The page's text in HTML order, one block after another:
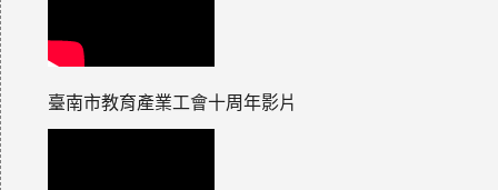
臺南市教育產業工會十周年影片